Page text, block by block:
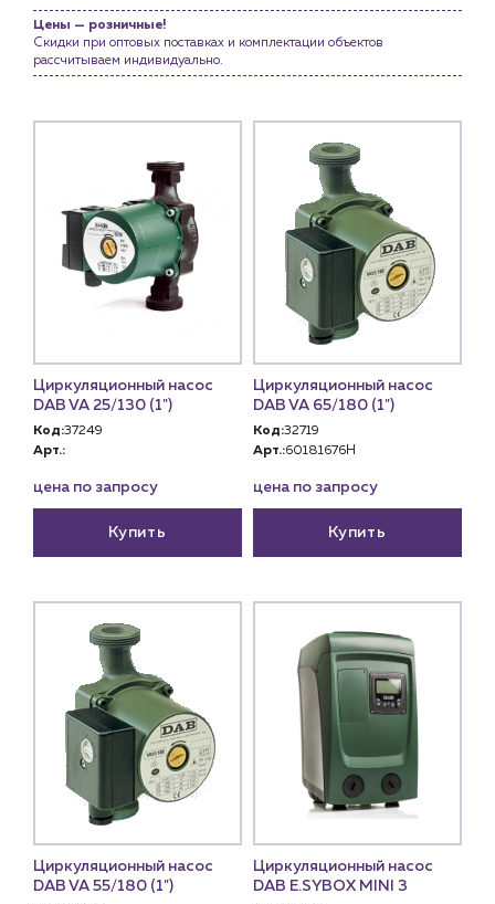
Каталог
Клиентам
Монтажным бригадам
Предприятиям и юр.лицам
О компании
История компании
Услуги
Доставка
Блог
Контактные данные
Наши партнёры
Чат-бот
+7 (918) 070-19-79
Пн – пт: 9:00 – 18:00
sales@profpotok.ru
г. Краснодар, ул. Российская, 63
Циркуляционный насос
DAB VA 25/130 (1")
Код:37249
Арт.:
цена по запросу
Купить
Циркуляционный насос
DAB VA 65/180 (1")
Код:32719
Арт.:60181676H
цена по запросу
Купить
Циркуляционный насос
DAB VA 55/180 (1")
Циркуляционный насос
DAB E.SYBOX MINI 3
Цены — розничные!
Скидки при оптовых поставках и комплектации объектов
рассчитываем индивидуально.